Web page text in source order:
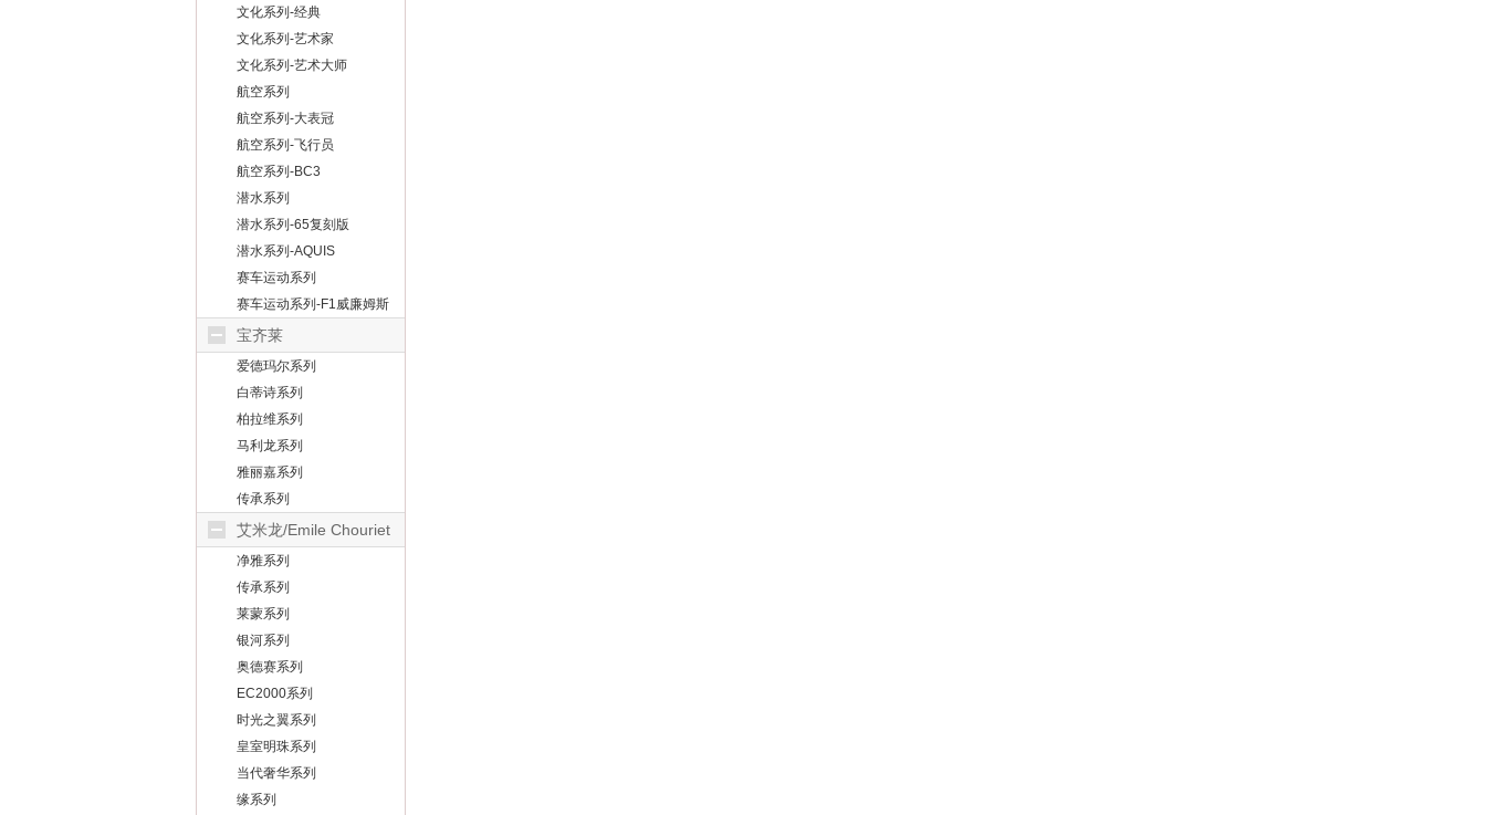
文化系列-经典
文化系列-艺术家
文化系列-艺术大师
航空系列
航空系列-大表冠
航空系列-飞行员
航空系列-BC3
潜水系列
潜水系列-65复刻版
潜水系列-AQUIS
赛车运动系列
赛车运动系列-F1威廉姆斯
宝齐莱
爱德玛尔系列
白蒂诗系列
柏拉维系列
马利龙系列
雅丽嘉系列
传承系列
艾米龙/Emile Chouriet
净雅系列
传承系列
莱蒙系列
银河系列
奥德赛系列
EC2000系列
时光之翼系列
皇室明珠系列
当代奢华系列
缘系列